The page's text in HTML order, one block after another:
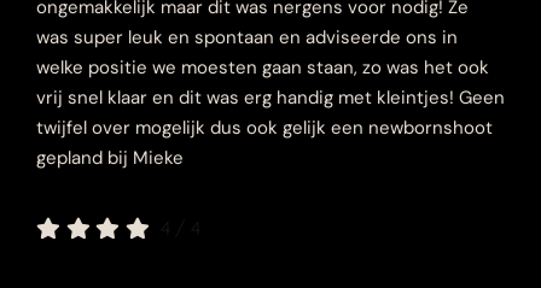
ongemakkelijk maar dit was nergens voor nodig! Ze
was super leuk en spontaan en adviseerde ons in
welke positie we moesten gaan staan, zo was het ook
vrij snel klaar en dit was erg handig met kleintjes! Geen
twijfel over mogelijk dus ook gelijk een newbornshoot
gepland bij Mieke